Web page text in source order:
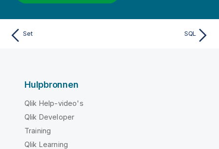
Set SQL
Hulpbronnen
Qlik Help-video's
Qlik Developer
Training
Qlik Learning